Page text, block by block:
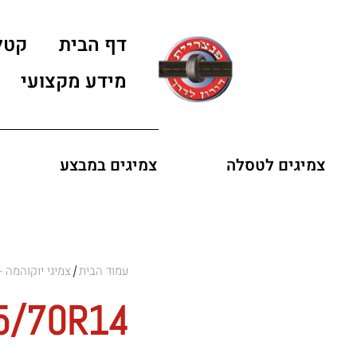
דף הבית
מידע מקצועי
צמיגים לטסלה צמיגים במבצע
עמוד הבית/ צמיגי יוקוהמה - YOKOHAMA
70R14